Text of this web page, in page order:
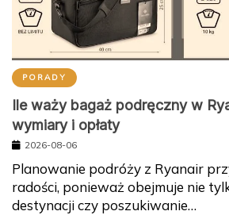
PORADY
Ile waży bagaż podręczny w
wymiary i opłaty
2026-08-06
Planowanie podróży z Ryanair
radości, ponieważ obejmuje nie
destynacji czy poszukiwanie…